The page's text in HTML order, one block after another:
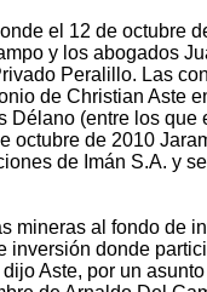
el 12 de octubre
y los abogados
Peralillo. Las
de Christian Aste
Délano (entre los que
octubre de 2010
de Imán S.A. y
mineras al fondo de
inversión donde
Aste, por un